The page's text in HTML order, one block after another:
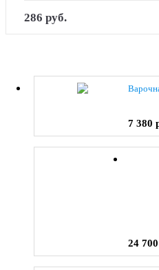
286 руб.
7 380
24